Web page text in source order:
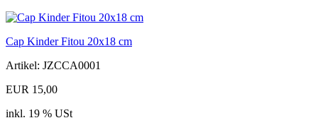
Cap Kinder Fitou 20x18 cm
Artikel: JZCCA0001
EUR 15,00
inkl. 19 % USt